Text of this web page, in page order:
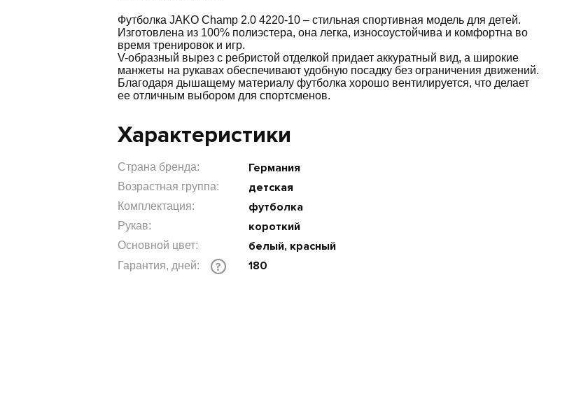
Футболка JAKO Champ 2.0 4220-10 – стильная спортивная модель для детей.
Изготовлена ​​из 100% полиэстера, она легка, износоустойчива и комфортна во
время тренировок и игр.
V-образный вырез с ребристой отделкой придает аккуратный вид, а широкие
манжеты на рукавах обеспечивают удобную посадку без ограничения движений.
Благодаря дышащему материалу футболка хорошо вентилируется, что делает
ее отличным выбором для спортсменов.
Характеристики
Страна бренда: Германия
Возрастная группа: детская
Комплектация: футболка
Рукав: короткий
Основной цвет: белый, красный
Гарантия, дней: ? 180